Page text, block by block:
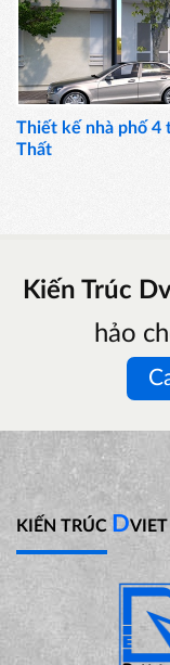
Thiết kế nhà phố 4
Thất
Kiến Trúc
hảo
KIẾN TRÚC DVIET